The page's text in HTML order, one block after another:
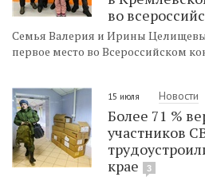
во
Семья Валерия и Ирины
первое место во Всероссийском
15 июля Новости
Более 71 %
участников
крае
3